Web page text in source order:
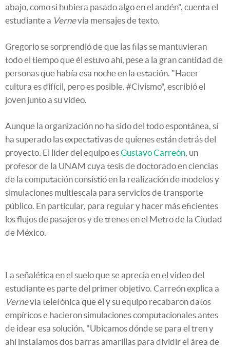
abajo, como si hubiera pasado algo en el andén", cuenta el
estudiante a Vernevía mensajes de texto.
Gregorio se sorprendió de que las filas se mantuvieran
todo el tiempo que él estuvo ahí, pese a la gran cantidad de
personas que había esa noche en la estación. "Hacer
cultura es difícil, pero es posible. #Civismo", escribió el
joven junto a su video.
Aunque la organización no ha sido del todo espontánea, sí
ha superado las expectativas de quienes están detrás del
proyecto. El líder del equipo esGustavo Carreón, un
profesor de la UNAM cuya tesis de doctorado en ciencias
de la computación consistió en la realización de modelos y
simulaciones multiescala para servicios de transporte
público. En particular, para regular y hacer más eficientes
los flujos de pasajeros y de trenes en el Metro de la Ciudad
de México.
La señalética en el suelo que se aprecia en el video del
estudiante es parte del primer objetivo. Carreón explica a
Vernevía telefónica que él y su equipo recabaron datos
empíricos e hacieron simulaciones computacionales antes
de idear esa solución. "Ubicamos dónde se para el tren y
ahí instalamos dos barras amarillas para dividir el área de